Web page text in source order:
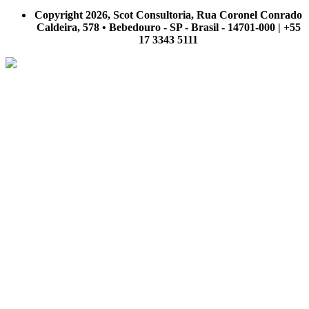
Copyright 2026, Scot Consultoria, Rua Coronel Conrado
Caldeira, 578 • Bebedouro - SP - Brasil - 14701-000 | +55
17 3343 5111